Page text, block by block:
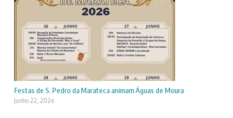
Festas de S. Pedro da Marateca animam Águas de Moura
Junho 22, 2026